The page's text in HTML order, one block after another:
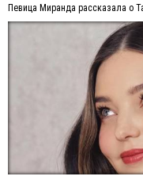
Певица Миранда рассказала о